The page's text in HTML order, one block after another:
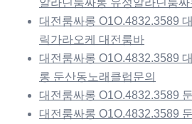
대전룸싸롱 O1O.4832.3589
릭가라오케 대전룸바
대전룸싸롱 O1O.4832.3589
롱 둔산동노래클럽문의
대전룸싸롱 O1O.4832.3589
대전룸싸롱 O1O.4832.3589